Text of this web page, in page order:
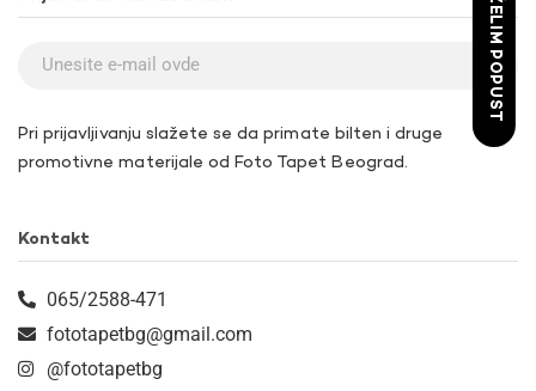
Pri prijavljivanju slažete se da primate bilten i druge
promotivne materijale od Foto Tapet Beograd.
Kontakt
065/2588-471
fototapetbg@gmail.com
@fototapetbg
ŽELIM POPUST